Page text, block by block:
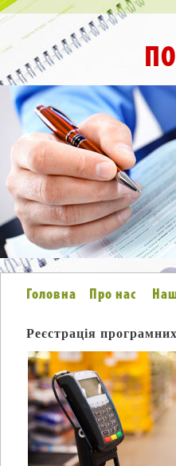
Головна Про нас
Реєстрація